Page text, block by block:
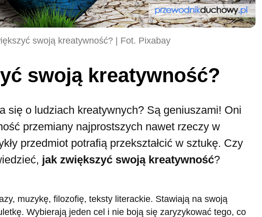
swoją kreatywność? | Fot. Pixabay
swoją kreatywność?
się o ludziach kreatywnych? Są geniuszami! Oni
przemiany najprostszych nawet rzeczy w
przedmiot potrafią przekształcić w sztukę. Czy
jak zwiększyć swoją kreatywność?
muzykę, filozofię, teksty literackie. Stawiają na swoją
Wybierają jeden cel i nie boją się zaryzykować tego, co